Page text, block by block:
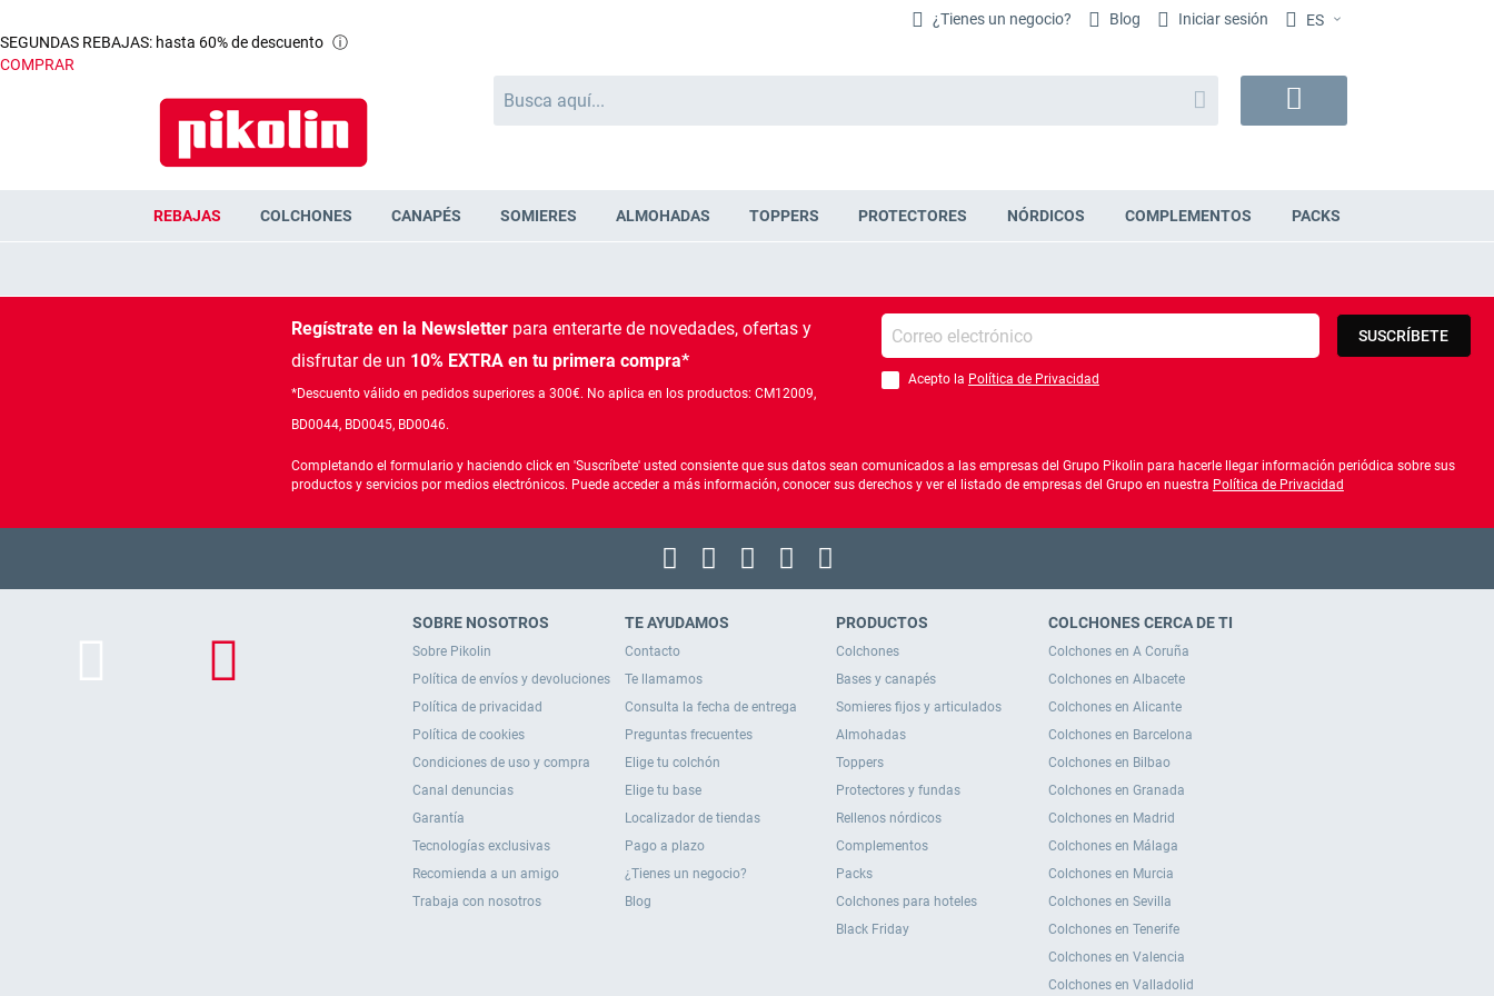
¿Tienes un negocio? Blog Iniciar sesión ES
Buscar
Buscar
SEGUNDAS REBAJAS: hasta 60% de descuento ⓘ
COMPRAR
REBAJAS COLCHONES CANAPÉS SOMIERES ALMOHADAS TOPPERS PROTECTORES NÓRDICOS COMPLEMENTOS PACKS
Regístrate en la Newsletterpara enterarte de novedades, ofertas y
disfrutar de un 10% EXTRA en tu primera compra*
*Descuento válido en pedidos superiores a 300€. No aplica en los productos: CM12009,
BD0044, BD0045, BD0046.
Introduce tu e-mail
Debes aceptar la política de privacidad
Acepto la Política de Privacidad
SUSCRÍBETE
Completando el formulario y haciendo click en 'Suscríbete' usted consiente que sus datos sean comunicados a las empresas del Grupo Pikolin para hacerle llegar información periódica sobre sus
productos y servicios por medios electrónicos. Puede acceder a más información, conocer sus derechos y ver el listado de empresas del Grupo en nuestra Política de Privacidad
SOBRE NOSOTROS
Sobre Pikolin
Política de envíos y devoluciones
Política de privacidad
Política de cookies
Condiciones de uso y compra
Canal denuncias
Garantía
Tecnologías exclusivas
Recomienda a un amigo
Trabaja con nosotros
TE AYUDAMOS
Contacto
Te llamamos
Consulta la fecha de entrega
Preguntas frecuentes
Elige tu colchón
Elige tu base
Localizador de tiendas
Pago a plazo
¿Tienes un negocio?
Blog
PRODUCTOS
Colchones
Bases y canapés
Somieres fijos y articulados
Almohadas
Toppers
Protectores y fundas
Rellenos nórdicos
Complementos
Packs
Colchones para hoteles
Black Friday
COLCHONES CERCA DE TI
Colchones en A Coruña
Colchones en Albacete
Colchones en Alicante
Colchones en Barcelona
Colchones en Bilbao
Colchones en Granada
Colchones en Madrid
Colchones en Málaga
Colchones en Murcia
Colchones en Sevilla
Colchones en Tenerife
Colchones en Valencia
Colchones en Valladolid